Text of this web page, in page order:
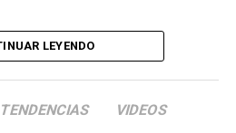
de los chilenos en cada paso
De hecho, el último
reveló la suma total de
LEYENDO
TENDENCIAS VIDEOS